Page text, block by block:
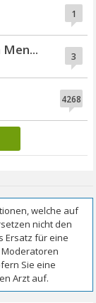
1
3
4268